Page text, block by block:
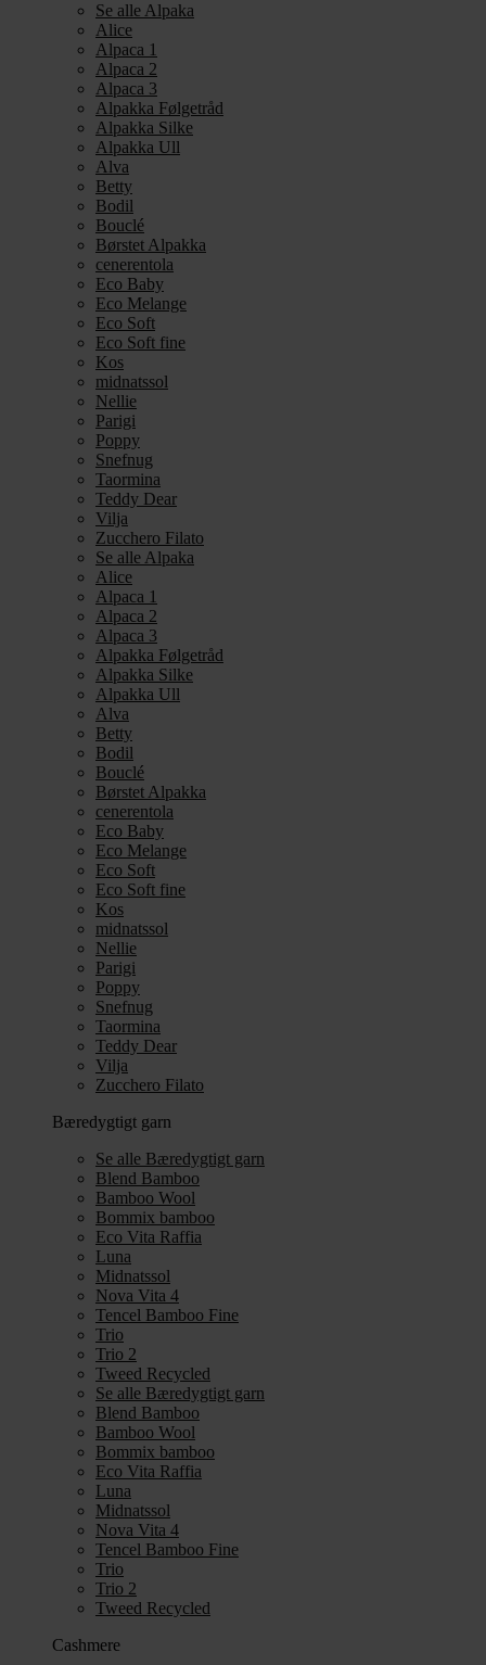
Se alle Alpaka
Alice
Alpaca 1
Alpaca 2
Alpaca 3
Alpakka Følgetråd
Alpakka Silke
Alpakka Ull
Alva
Betty
Bodil
Bouclé
Børstet Alpakka
cenerentola
Eco Baby
Eco Melange
Eco Soft
Eco Soft fine
Kos
midnatssol
Nellie
Parigi
Poppy
Snefnug
Taormina
Teddy Dear
Vilja
Zucchero Filato
Se alle Alpaka
Alice
Alpaca 1
Alpaca 2
Alpaca 3
Alpakka Følgetråd
Alpakka Silke
Alpakka Ull
Alva
Betty
Bodil
Bouclé
Børstet Alpakka
cenerentola
Eco Baby
Eco Melange
Eco Soft
Eco Soft fine
Kos
midnatssol
Nellie
Parigi
Poppy
Snefnug
Taormina
Teddy Dear
Vilja
Zucchero Filato
Bæredygtigt garn
Se alle Bæredygtigt garn
Blend Bamboo
Bamboo Wool
Bommix bamboo
Eco Vita Raffia
Luna
Midnatssol
Nova Vita 4
Tencel Bamboo Fine
Trio
Trio 2
Tweed Recycled
Se alle Bæredygtigt garn
Blend Bamboo
Bamboo Wool
Bommix bamboo
Eco Vita Raffia
Luna
Midnatssol
Nova Vita 4
Tencel Bamboo Fine
Trio
Trio 2
Tweed Recycled
Cashmere